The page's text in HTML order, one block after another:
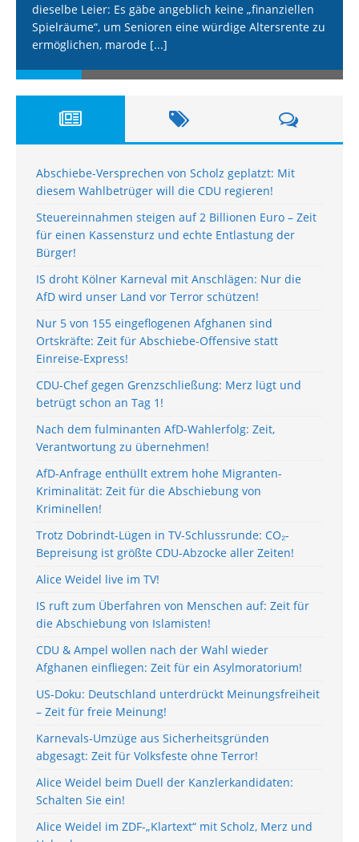
dieselbe Leier: Es gäbe angeblich keine „finanziellen
Spielräume“, um Senioren eine würdige Altersrente zu
ermöglichen, marode [...]
Abschiebe-Versprechen von Scholz geplatzt: Mit
diesem Wahlbetrüger will die CDU regieren!
Steuereinnahmen steigen auf 2 Billionen Euro – Zeit
für einen Kassensturz und echte Entlastung der
Bürger!
IS droht Kölner Karneval mit Anschlägen: Nur die
AfD wird unser Land vor Terror schützen!
Nur 5 von 155 eingeflogenen Afghanen sind
Ortskräfte: Zeit für Abschiebe-Offensive statt
Einreise-Express!
CDU-Chef gegen Grenzschließung: Merz lügt und
betrügt schon an Tag 1!
Nach dem fulminanten AfD-Wahlerfolg: Zeit,
Verantwortung zu übernehmen!
AfD-Anfrage enthüllt extrem hohe Migranten-
Kriminalität: Zeit für die Abschiebung von
Kriminellen!
Trotz Dobrindt-Lügen in TV-Schlussrunde: CO₂-
Bepreisung ist größte CDU-Abzocke aller Zeiten!
Alice Weidel live im TV!
IS ruft zum Überfahren von Menschen auf: Zeit für
die Abschiebung von Islamisten!
CDU & Ampel wollen nach der Wahl wieder
Afghanen einfliegen: Zeit für ein Asylmoratorium!
US-Doku: Deutschland unterdrückt Meinungsfreiheit
– Zeit für freie Meinung!
Karnevals-Umzüge aus Sicherheitsgründen
abgesagt: Zeit für Volksfeste ohne Terror!
Alice Weidel beim Duell der Kanzlerkandidaten:
Schalten Sie ein!
Alice Weidel im ZDF-„Klartext“ mit Scholz, Merz und